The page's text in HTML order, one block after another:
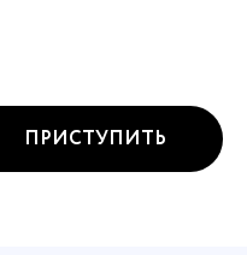
ПРИСТУПИТЬ